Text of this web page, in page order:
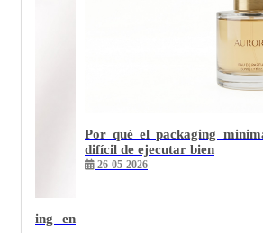
en
Por qué el packaging
difícil de ejecutar bien
26-05-2026